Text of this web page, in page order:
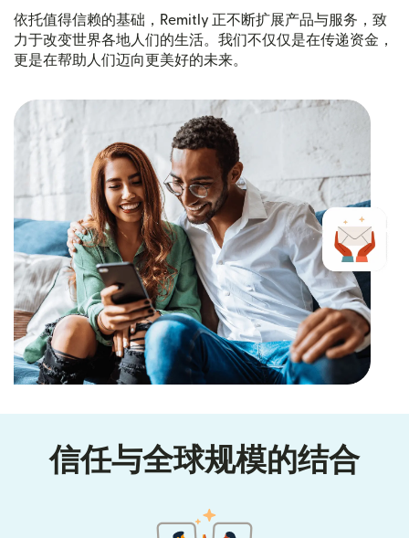
依托值得信赖的基础，Remitly 正不断扩展产品与服务，致
力于改变世界各地人们的生活。我们不仅仅是在传递资金，
更是在帮助人们迈向更美好的未来。
信任与全球规模的结合